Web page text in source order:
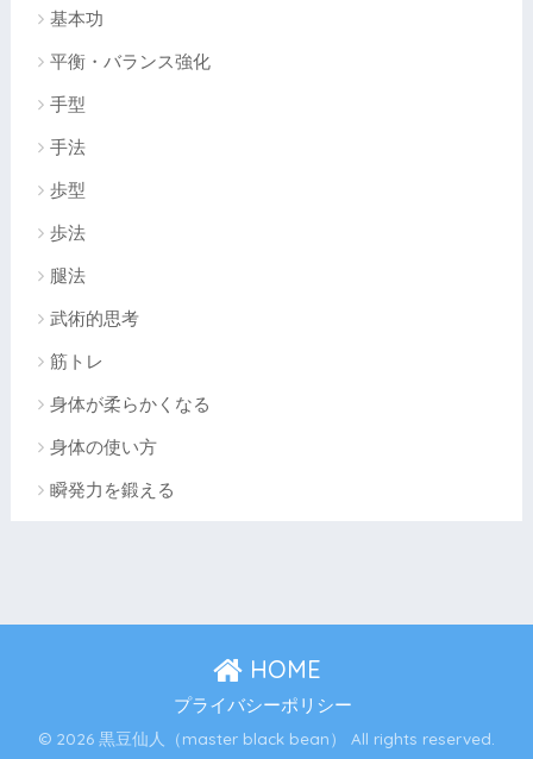
基本功
平衡・バランス強化
手型
手法
歩型
歩法
腿法
武術的思考
筋トレ
身体が柔らかくなる
身体の使い方
瞬発力を鍛える
HOME
プライバシーポリシー
© 2026 黒豆仙人（master black bean） All rights reserved.